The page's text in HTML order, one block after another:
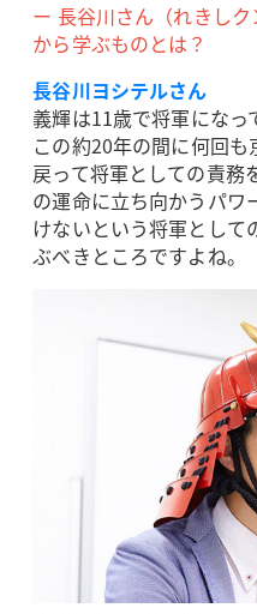
ー 長谷川さん（れきし
から学ぶものとは？
長谷川ヨシテルさん
義輝は11歳で将軍になっ
この約20年の間に何回
戻って将軍としての責務
の運命に立ち向かうパワ
けないという将軍として
ぶべきところですよね。